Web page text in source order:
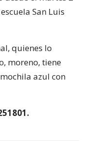
San Luis
quienes lo
moreno, tiene
azul con